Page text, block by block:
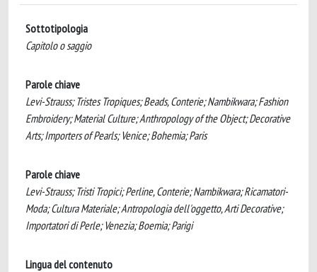
Sottotipologia
Capitolo o saggio
Parole chiave
Levi-Strauss; Tristes Tropiques; Beads, Conterie; Nambikwara; Fashion
Embroidery; Material Culture; Anthropology of the Object; Decorative
Arts; Importers of Pearls; Venice; Bohemia; Paris
Parole chiave
Levi-Strauss; Tristi Tropici; Perline, Conterie; Nambikwara; Ricamatori-
Moda; Cultura Materiale; Antropologia dell'oggetto, Arti Decorative;
Importatori di Perle; Venezia; Boemia; Parigi
Lingua del contenuto